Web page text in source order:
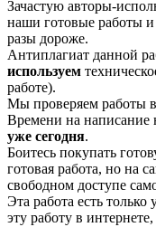
Зачастую авторы-
наши готовые работы
разы дороже.
Антиплагиат данной
используем
работе).
Мы проверяем работы
Времени на написание
уже сегодня.
Боитесь покупать
готовая работа, но на
свободном доступе
Эта работа есть
эту работу в